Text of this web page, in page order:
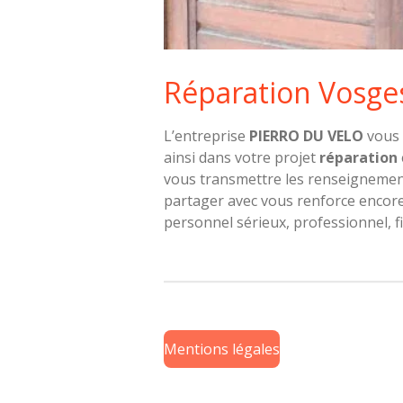
Réparation
L’entreprise PIERRO DU VELO vous
ainsi dans votre projet réparation
vous transmettre les
partager avec vous renforce
personnel sérieux, professionnel,
Mentions légales